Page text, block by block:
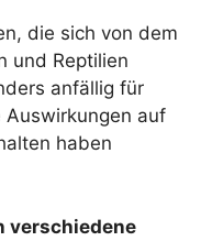
die sich von dem
und Reptilien
anfällig für
auf
haben
verschiedene